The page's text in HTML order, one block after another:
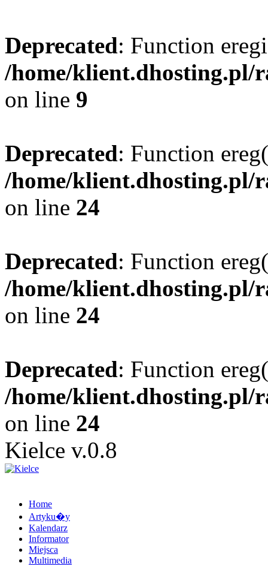
Deprecated: Function
/home/klient.dhosting.pl/
on line 9
Deprecated: Function
/home/klient.dhosting.pl/
on line 24
Deprecated: Function
/home/klient.dhosting.pl/
on line 24
Deprecated: Function
/home/klient.dhosting.pl/
on line 24
Kielce v.0.8
Home
Artyku�y
Kalendarz
Informator
Miejsca
Multimedia